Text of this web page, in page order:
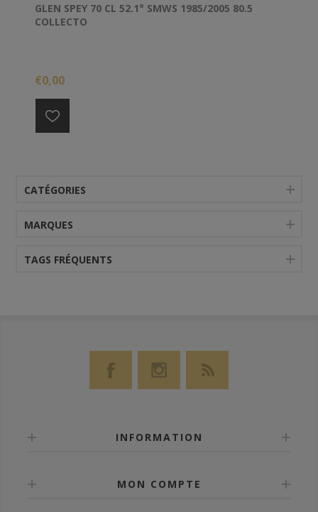
GLEN SPEY 70 CL 52.1° SMWS 1985/2005 80.5
COLLECTO
€0,00
CATÉGORIES
MARQUES
TAGS FRÉQUENTS
INFORMATION
MON COMPTE